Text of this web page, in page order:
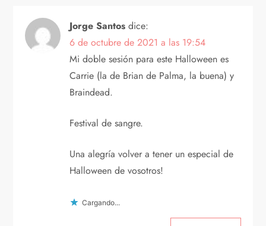
Jorge Santos dice:
6 de octubre de 2021 a las 19:54
Mi doble sesión para este Halloween es
Carrie (la de Brian de Palma, la buena) y
Braindead.
Festival de sangre.
Una alegría volver a tener un especial de
Halloween de vosotros!
Cargando...